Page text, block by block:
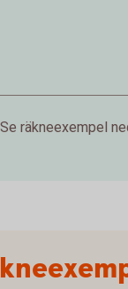
Se räkneexempel